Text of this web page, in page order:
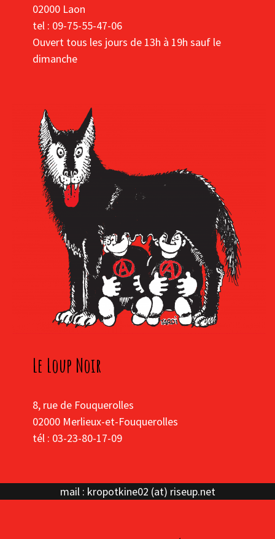
02000 Laon
tel : 09-75-55-47-06
Ouvert tous les jours de 13h à 19h sauf le
dimanche
Le Loup Noir
8, rue de Fouquerolles
02000 Merlieux-et-Fouquerolles
tél : 03-23-80-17-09
mail : kropotkine02 (at) riseup.net